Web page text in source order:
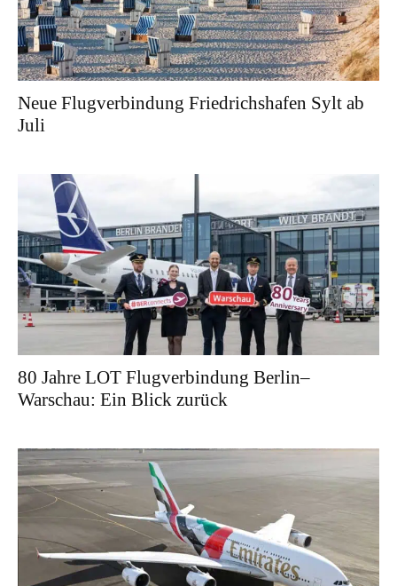
Neue Flugverbindung Friedrichshafen Sylt ab
Juli
80 Jahre LOT Flugverbindung Berlin–
Warschau: Ein Blick zurück